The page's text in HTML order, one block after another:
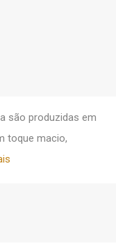
são produzidas em
toque macio,